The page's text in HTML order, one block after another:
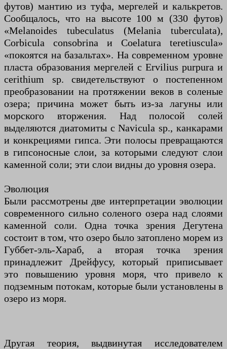
футов) мантию из туфа, мергелей и калькретов.
Сообщалось, что на высоте 100 м (330 футов)
«Melanoides tubeculatus (Melania tuberculata),
Corbicula consobrina и Coelatura teretiuscula»
«покоятся на базальтах». На современном уровне
пласта образования мергелей с Ervilius purpura и
cerithium sp. свидетельствуют о постепенном
преобразовании на протяжении веков в соленые
озера; причина может быть из-за лагуны или
морского вторжения. Над полосой солей
выделяются диатомиты с Navicula sp., канкарами
и конкрециями гипса. Эти полосы превращаются
в гипсоносные слои, за которыми следуют слои
каменной соли; эти слои видны до уровня озера.
Эволюция
Были рассмотрены две интерпретации эволюции
современного сильно соленого озера над слоями
каменной соли. Одна точка зрения Дегутена
состоит в том, что озеро было затоплено морем из
Губбет-эль-Хараб, а вторая точка зрения
принадлежит Дрейфусу, который приписывает
это повышению уровня моря, что привело к
подземным потокам, которые были установлены в
озеро из моря.
Другая теория, выдвинутая исследователем